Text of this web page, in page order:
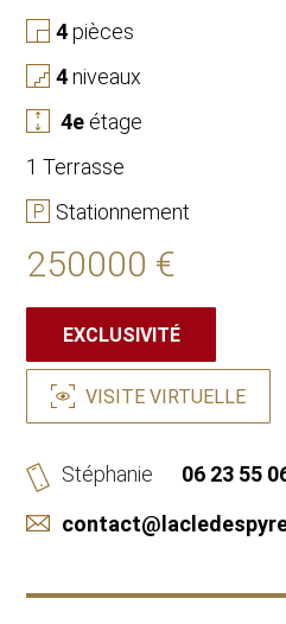
4pièces
4niveaux
4e étage
1 Terrasse
Stationnement
250000 €
EXCLUSIVITÉ
VISITE VIRTUELLE
Stéphanie
06 23 55